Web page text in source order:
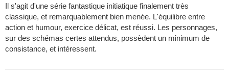
Il s'agit d'une série fantastique initiatique finalement très
classique, et remarquablement bien menée. L'équilibre entre
action et humour, exercice délicat, est réussi. Les personnages,
sur des schémas certes attendus, possèdent un minimum de
consistance, et intéressent.